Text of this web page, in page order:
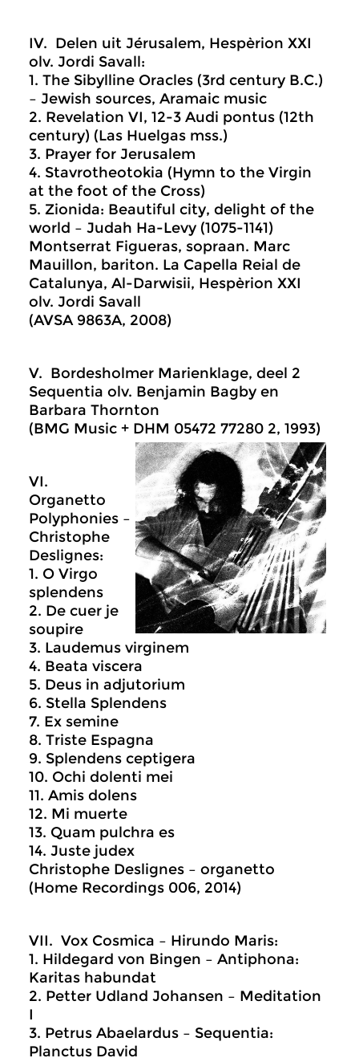
IV. Delen uit Jérusalem, Hespèrion XXI
olv. Jordi Savall:
1. The Sibylline Oracles (3rd century B.C.)
– Jewish sources, Aramaic music
2. Revelation VI, 12-3 Audi pontus (12th
century) (Las Huelgas mss.)
3. Prayer for Jerusalem
4. Stavrotheotokia (Hymn to the Virgin
at the foot of the Cross)
5. Zionida: Beautiful city, delight of the
world – Judah Ha-Levy (1075-1141)
Montserrat Figueras, sopraan. Marc
Mauillon, bariton. La Capella Reial de
Catalunya, Al-Darwisii, Hespèrion XXI
olv. Jordi Savall
(AVSA 9863A, 2008)
V. Bordesholmer Marienklage, deel 2
Sequentia olv. Benjamin Bagby en
Barbara Thornton
(BMG Music + DHM 05472 77280 2, 1993)
VI.
Organetto
Polyphonies –
Christophe
Deslignes:
1. O Virgo
splendens
2. De cuer je
soupire
3. Laudemus virginem
4. Beata viscera
5. Deus in adjutorium
6. Stella Splendens
7. Ex semine
8. Triste Espagna
9. Splendens ceptigera
10. Ochi dolenti mei
11. Amis dolens
12. Mi muerte
13. Quam pulchra es
14. Juste judex
Christophe Deslignes – organetto
(Home Recordings 006, 2014)
VII. Vox Cosmica – Hirundo Maris:
1. Hildegard von Bingen – Antiphona:
Karitas habundat
2. Petter Udland Johansen – Meditation
I
3. Petrus Abaelardus – Sequentia:
Planctus David